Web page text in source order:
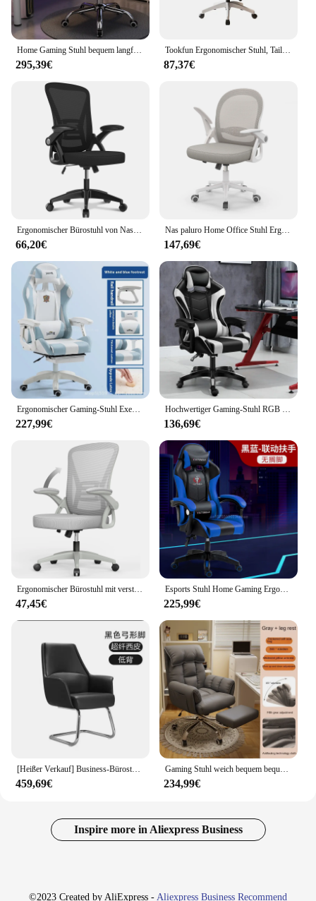
295,39€
Tookfun Ergonomischer Stuhl, Taillenstütze, Bürostuhl, 4D-Armlehne, Computer, Gaming, Sitzlift, Drehstuhl, Wohnmöbel, 3D-Kopfstütze
87,37€
66,20€
Nas paluro Home Office Stuhl Ergonomischer Schreibtischs tuhl Drehbarer Computers tuhl Mid-Back Mesh Stuhl mit Lordos stütze Gaming Stühle
147,69€
Ergonomischer Gaming-Stuhl Executive Office großer Stoff mit Fuß stütze Computer-Rückens tütze hohe Rückenlehne verstellbarer Heimcomputer-Stuhl
227,99€
Hochwertiger Gaming-Stuhl RGB Light Bürostuhl Gamer Computer Ergonomischer Drehstuhl Massage-Liege Neue Gamer-Stühle
136,69€
Ergonomischer Bürostuhl mit verstellbarem Lordos stütz winkel und höhen verstellbarem Home-Office-Gaming-Stuhl
47,45€
Esports Stuhl Home Gaming Ergonomischer Sitz Bequemer Haushalts-Liegender Computerstuhl Verstellbarer drehbarer Stuhl Geburtstagsgeschenk
225,99€
[Heißer Verkauf] Business-Bürostuhl, ergonomische Computer-Lendenwirbelstütze, höhenverstellbar, Spiel 360° ° -Schwenksitz-Kopfstütze Alice Dining
459,69€
Gaming Stuhl weich bequem bequem ergonomisch Bürostuhl 4d verstellbare Armlehne Kopfstütze Liege für Frauen 160 ° liegen flachen Chef Stuhl
234,99€
Inspire more in Aliexpress Business
©2023 Created by AliExpress - Aliexpress Business Recommend